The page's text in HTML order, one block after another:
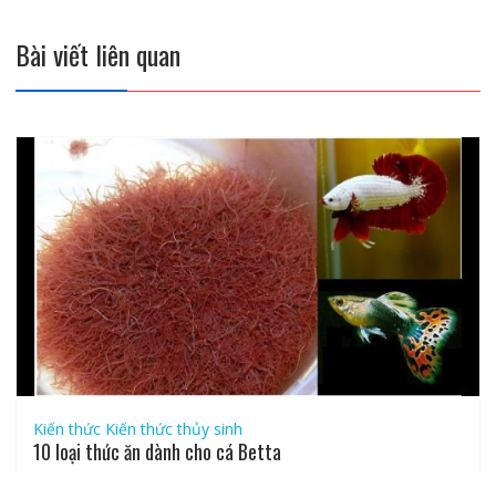
Bài viết liên quan
Kiến thức Kiến thức thủy sinh
10 loại thức ăn dành cho cá Betta